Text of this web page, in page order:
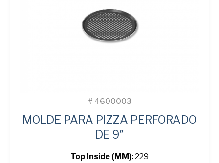
# 4600003
MOLDE PARA PIZZA PERFORADO
DE 9″
Top Inside (MM):229